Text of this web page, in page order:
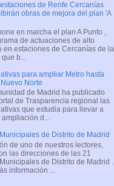
de Renfe Cercanías
obras de mejora del plan 'A
en marcha el plan A Punto ,
de actuaciones de alto
en estaciones de Cercanías de la
b...
para ampliar Metro hasta
Norte
de Madrid ha publicado
de Trasparencia regional las
que estudia para llevar a
ampliación d...
de Distrito de Madrid
de uno de nuestros lectores,
las direcciones de las 21
de Distrito de Madrid .
información ...